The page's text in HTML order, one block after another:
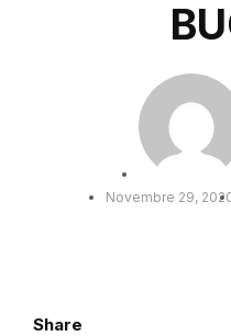
Novembre 29,
Share